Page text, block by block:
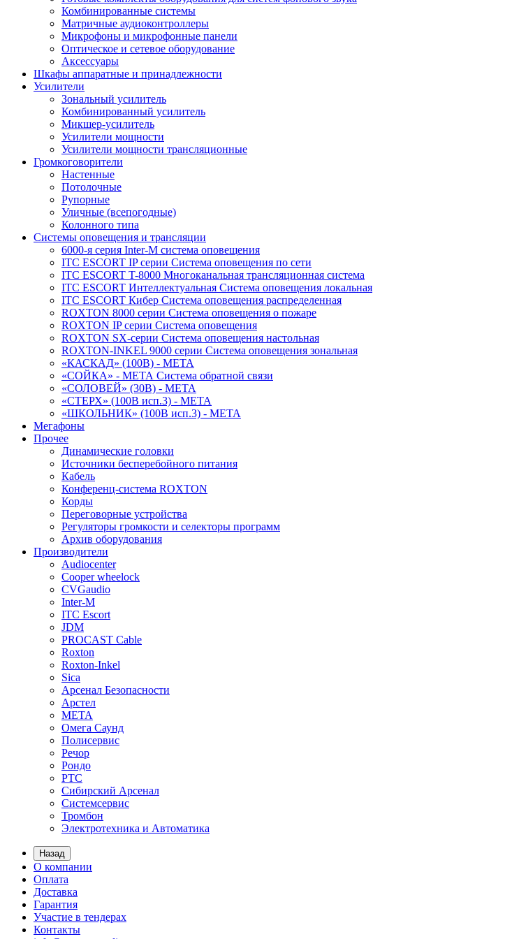
Комбинированные системы
Матричные аудиоконтроллеры
Микрофоны и микрофонные панели
Оптическое и сетевое оборудование
Аксессуары
Шкафы аппаратные и принадлежности
Усилители
Зональный усилитель
Комбинированный усилитель
Микшер-усилитель
Усилители мощности
Усилители мощности трансляционные
Громкоговорители
Настенные
Потолочные
Рупорные
Уличные (всепогодные)
Колонного типа
Системы оповещения и трансляции
6000-я серия Inter-M система оповещения
ITC ESCORT IP серии Система оповещения по сети
ITC ESCORT T-8000 Многоканальная трансляционная система
ITC ESCORT Интеллектуальная Система оповещения локальная
ITC ESCORT Кибер Система оповещения распределенная
ROXTON 8000 серии Система оповещения о пожаре
ROXTON IP серии Система оповещения
ROXTON SX-серии Система оповещения настольная
ROXTON-INKEL 9000 серии Система оповещения зональная
«КАСКАД» (100В) - МЕТА
«СОЙКА» - МЕТА Система обратной связи
«СОЛОВЕЙ» (30В) - МЕТА
«СТЕРХ» (100В исп.3) - МЕТА
«ШКОЛЬНИК» (100В исп.3) - МЕТА
Мегафоны
Прочее
Динамические головки
Источники бесперебойного питания
Кабель
Конференц-система ROXTON
Корды
Переговорные устройства
Регуляторы громкости и селекторы программ
Архив оборудования
Производители
Audiocenter
Cooper wheelock
CVGaudio
Inter-M
ITC Escort
JDM
PROCAST Cable
Roxton
Roxton-Inkel
Sica
Арсенал Безопасности
Арстел
МЕТА
Омега Саунд
Полисервис
Речор
Рондо
РТС
Сибирский Арсенал
Системсервис
Тромбон
Электротехника и Автоматика
Назад
О компании
Оплата
Доставка
Гарантия
Участие в тендерах
Контакты